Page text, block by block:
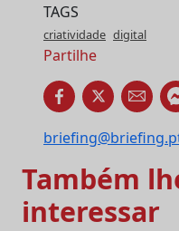
TAGS
criatividade digital
Partilhe
Também
interessar